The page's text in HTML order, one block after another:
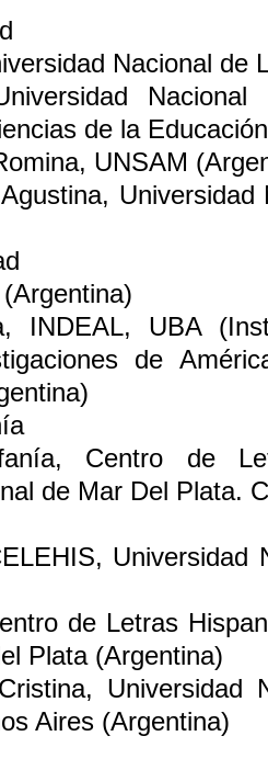
Nacional de
de la
, UNSAM
, Universidad
(Argentina)
, INDEAL, UBA
de
, Centro de
de Mar Del Plata.
Universidad
de Letras
Plata (Argentina)
, Universidad
Aires (Argentina)